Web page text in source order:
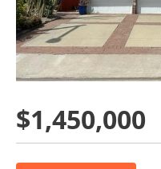
$1,450,000